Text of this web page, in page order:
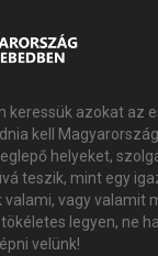
keressük azokat az
kell
helyeket,
teszik, mint egy
valami, vagy valamit
legyen, ne
velünk!